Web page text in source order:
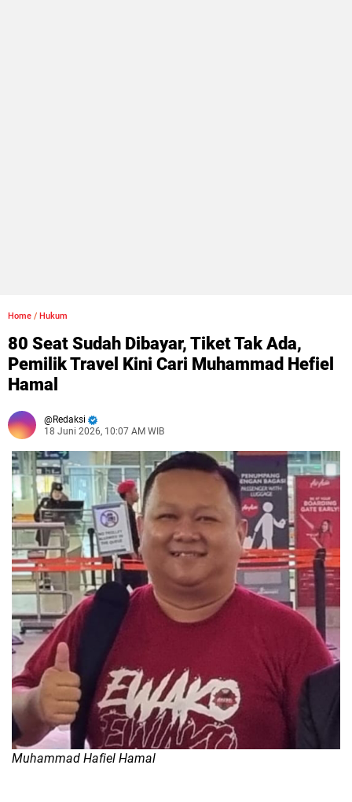
Home / Hukum
80 Seat Sudah Dibayar, Tiket Tak Ada,
Pemilik Travel Kini Cari Muhammad Hefiel
Hamal
Redaksi
18 Juni 2026, 10:07 AM WIB
Muhammad Hafiel Hamal